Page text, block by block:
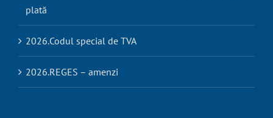
plată
2026.Codul special de TVA
2026.REGES – amenzi